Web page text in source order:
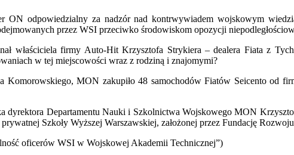
odpowiedzialny za nadzór nad kontrwywiadem wojskowym
przez WSI przeciwko środowiskom opozycji
właściciela firmy Auto-Hit Krzysztofa Strykiera – dealera Fiata z
w tej miejscowości wraz z rodziną i znajomymi?
Komorowskiego, MON zakupiło 48 samochodów Fiatów Seicento od
dyrektora Departamentu Nauki i Szkolnictwa Wojskowego MON
Szkoły Wyższej Warszawskiej, założonej przez Fundację
oficerów WSI w Wojskowej Akademii Technicznej”)